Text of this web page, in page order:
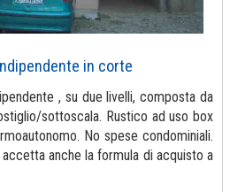
in corte
, su due livelli, composta da
sottoscala. Rustico ad uso box
No spese condominiali.
accetta anche la formula di acquisto a